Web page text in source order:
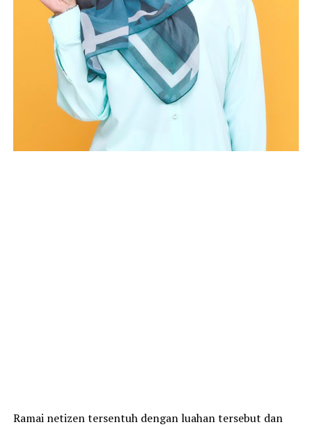
Ramai netizen tersentuh dengan luahan tersebut dan